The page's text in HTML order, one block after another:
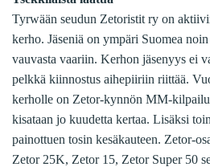
Tyrwään seudun Zetoristit ry on
kerho. Jäseniä on ympäri Suomea
vauvasta vaariin. Kerhon jäsenyys ei
pelkkä kiinnostus aihepiiriin riittää.
kerholle on Zetor-kynnön MM-
kisataan jo kuudetta kertaa. Lisäksi
painottuen tosin kesäkauteen. Zetor-
Zetor 25K, Zetor 15, Zetor Super 50